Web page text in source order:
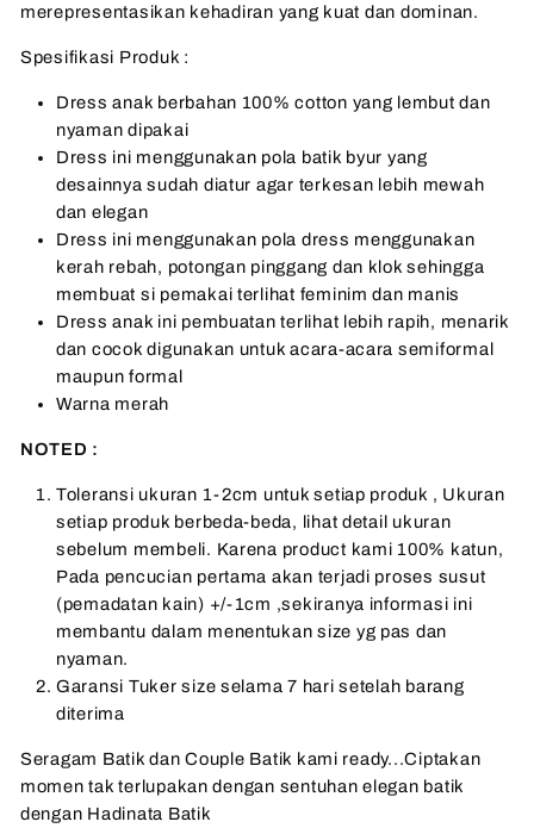
merepresentasikan kehadiran yang kuat dan dominan.
Spesifikasi Produk :
Dress anak berbahan 100% cotton yang lembut dan
nyaman dipakai
Dress ini menggunakan pola batik byur yang
desainnya sudah diatur agar terkesan lebih mewah
dan elegan
Dress ini menggunakan pola dress menggunakan
kerah rebah, potongan pinggang dan klok sehingga
membuat si pemakai terlihat feminim dan manis
Dress anak ini pembuatan terlihat lebih rapih, menarik
dan cocok digunakan untuk acara-acara semiformal
maupun formal
Warna merah
NOTED :
Toleransi ukuran 1-2cm untuk setiap produk , Ukuran
setiap produk berbeda-beda, lihat detail ukuran
sebelum membeli. Karena product kami 100% katun,
Pada pencucian pertama akan terjadi proses susut
(pemadatan kain) +/-1cm ,sekiranya informasi ini
membantu dalam menentukan size yg pas dan
nyaman.
Garansi Tuker size selama 7 hari setelah barang
diterima
Seragam Batik dan Couple Batik kami ready...Ciptakan
momen tak terlupakan dengan sentuhan elegan batik
dengan Hadinata Batik